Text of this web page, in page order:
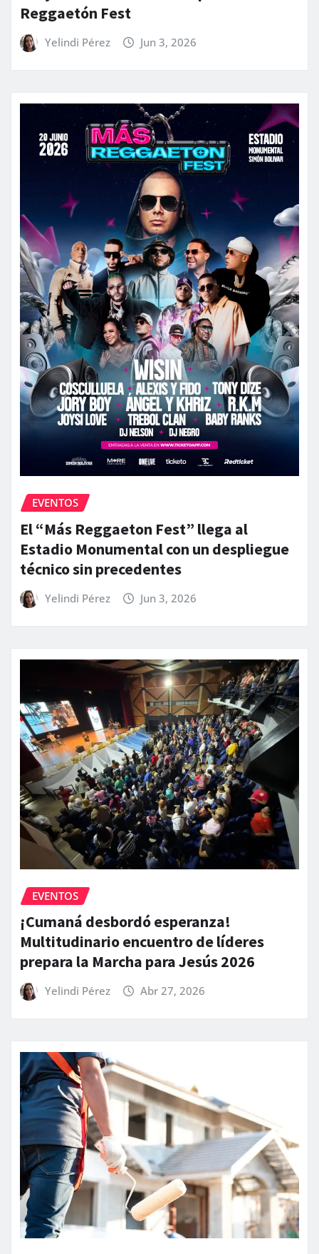
Reggaetón Fest
Yelindi Pérez Jun 3, 2026
EVENTOS
El “Más Reggaeton Fest” llega al
Estadio Monumental con un despliegue
técnico sin precedentes
Yelindi Pérez Jun 3, 2026
EVENTOS
¡Cumaná desbordó esperanza!
Multitudinario encuentro de líderes
prepara la Marcha para Jesús 2026
Yelindi Pérez Abr 27, 2026